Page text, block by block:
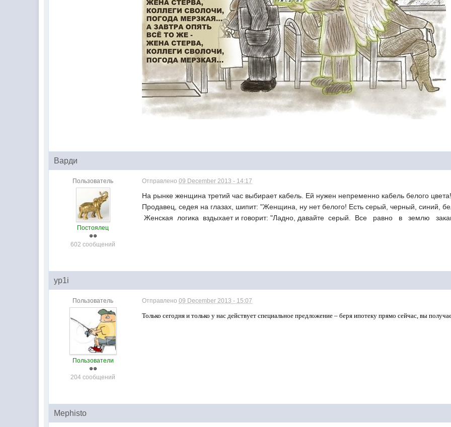
Варди
Пользователь
Постоялец
602 сообщений
Отправлено09 December 2013 - 14:17
На рынке женщина третий час выбирает кабель. Ей нужен непременно кабель белого
Продавец, седея на глазах, шипит: "Женщина, ну нет белого! Есть серый, черный, синий,
Женская логика вздыхает и говорит: "Ладно, давайте серый. Все равно в землю
yp1i
Пользователь
Пользователи
204 сообщений
Отправлено09 December 2013 - 15:07
Только сегодня и только у нас действует специальное предложение – беря ипотеку прямо сейчас, вы
Mephisto